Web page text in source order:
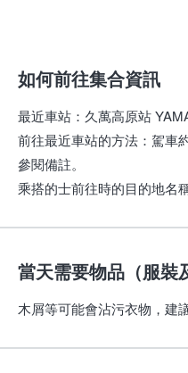
如何前往集合資訊
最近車站 ： 久萬高原站
前往最近車站的方法 ： 駕車
參閱備註。
乘搭的士前往時的目的地名
當天需要物品（服裝
木屑等可能會沾污衣物，建